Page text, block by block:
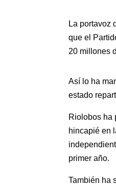
La portavoz
que el
20 millones
Así lo ha
estado
Riolobos ha
hincapié en
primer año.
También ha